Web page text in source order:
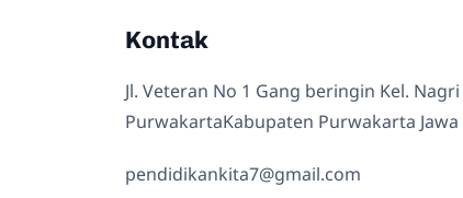
Kontak
Jl. Veteran No 1 Gang beringin Kel.
PurwakartaKabupaten Purwakarta Jawa
pendidikankita7@gmail.com